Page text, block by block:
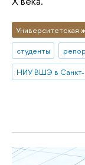
Университетская
студенты
НИУ ВШЭ в